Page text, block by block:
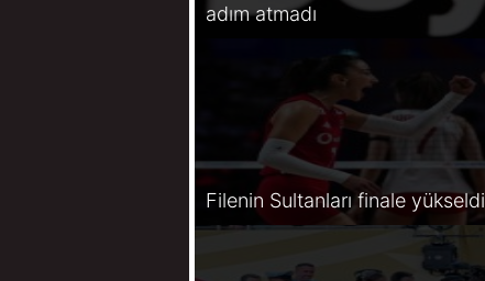
adım atmadı
Filenin Sultanları finale yükseldi